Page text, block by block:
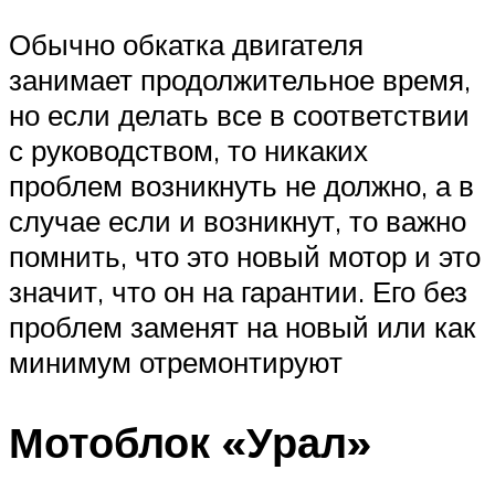
Обычно обкатка двигателя
занимает продолжительное время,
но если делать все в соответствии
с руководством, то никаких
проблем возникнуть не должно, а в
случае если и возникнут, то важно
помнить, что это новый мотор и это
значит, что он на гарантии. Его без
проблем заменят на новый или как
минимум отремонтируют
Мотоблок «Урал»